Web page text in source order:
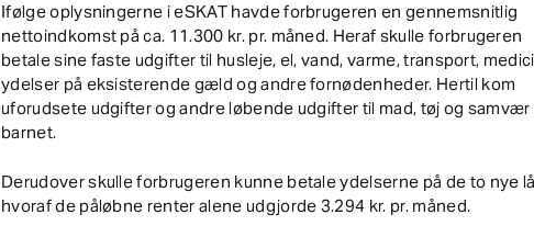
Ifølge oplysningerne i eSKAT havde forbrugeren en gennemsnitlig
nettoindkomst på ca. 11.300 kr. pr. måned. Heraf skulle forbrugeren
betale sine faste udgifter til husleje, el, vand, varme, transport,
ydelser på eksisterende gæld og andre fornødenheder. Hertil kom
uforudsete udgifter og andre løbende udgifter til mad, tøj og samvær
barnet.
Derudover skulle forbrugeren kunne betale ydelserne på de to nye
hvoraf de påløbne renter alene udgjorde 3.294 kr. pr. måned.